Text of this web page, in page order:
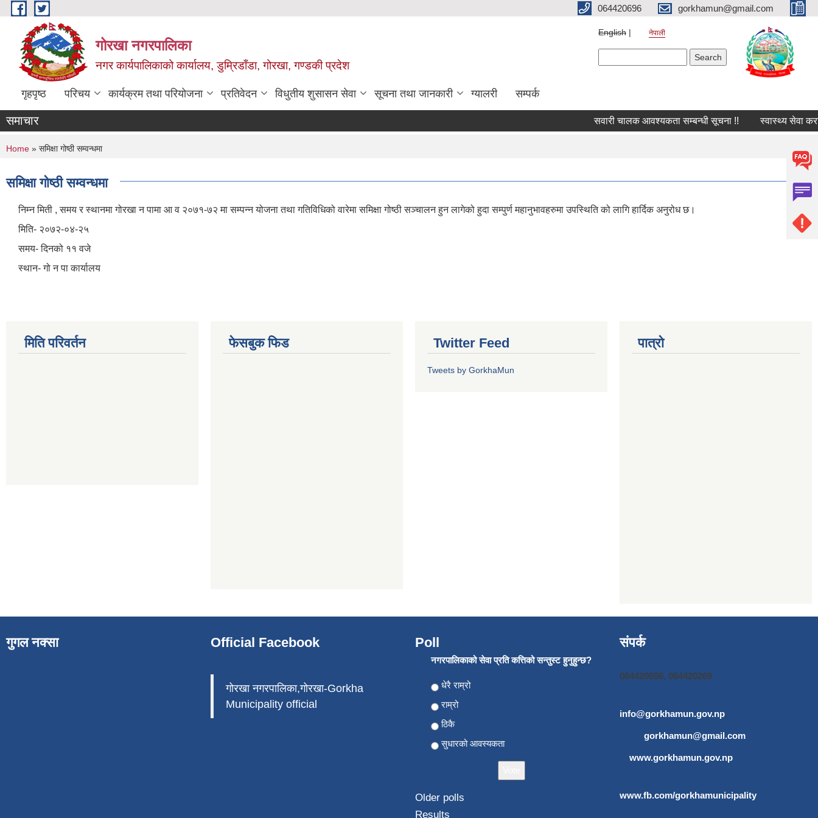
Skip to main content 064420696 gorkhamun@gmail.com
गोरखा नगरपालिका
नगर कार्यपालिकाको कार्यालय, डुम्रिडाँडा, गोरखा, गण्डकी प्रदेश
English नेपाली
गृहपृष्ठ परिचय कार्यक्रम तथा परियोजना प्रतिवेदन विधुतीय शुसासन सेवा सूचना तथा जानकारी ग्यालरी सम्पर्क
समाचार सवारी चालक आवश्यकता सम्बन्धी सूचना !! स्वास्थ्य सेवा
You are here
Home » समिक्षा गोष्ठी सम्वन्धमा
समिक्षा गोष्ठी सम्वन्धमा
निम्न मिती , समय र स्थानमा गोरखा न पामा आ व २०७१-७२ मा सम्पन्न योजना तथा गतिविधिको वारेमा समिक्षा गोष्ठी सञ्चालन हुन लागेको हुदा सम्पुर्ण महानुभावहरुमा उपस्थिति को लागि हार्दिक अनुरोध छ।
मिति- २०७२-०४-२५
समय- दिनको ११ वजे
स्थान- गो न पा कार्यालय
मिति परिवर्तन फेसबुक फिड Twitter Feed
Tweets by GorkhaMun
पात्रो
गुगल नक्सा Official Facebook
गोरखा नगरपालिका,गोरखा-Gorkha
Municipality official
Poll
नगरपालिकाको सेवा प्रति कत्तिको सन्तुस्ट हुनुहुन्छ?
Choices
धेरै राम्रो
राम्रो
ठिकै
सुधारको आवस्यकता
Older polls
Results
संपर्क
064420696, 064420269
info@gorkhamun.gov.np,
gorkhamun@gmail.com
www.gorkhamun.gov.np
www.fb.com/gorkhamunicipality